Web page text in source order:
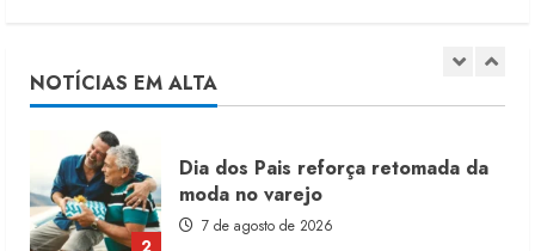
NOTÍCIAS EM ALTA
2
7 de agosto de 2026
Moda vende US$63,7 bilhões em
produtos licenciados
6 de agosto de 2026